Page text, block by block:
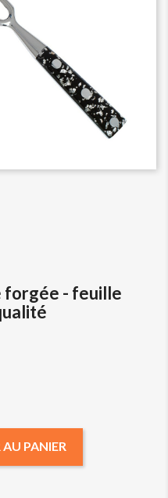
forgée - feuille
PANIER